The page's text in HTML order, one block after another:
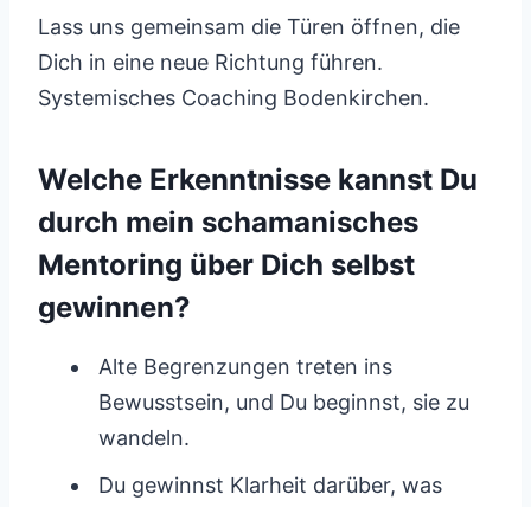
Lass uns gemeinsam die Türen öffnen, die
Dich in eine neue Richtung führen.
Systemisches Coaching Bodenkirchen.
Welche Erkenntnisse kannst Du
durch mein schamanisches
Mentoring über Dich selbst
gewinnen?
Alte Begrenzungen treten ins
Bewusstsein, und Du beginnst, sie zu
wandeln.
Du gewinnst Klarheit darüber, was